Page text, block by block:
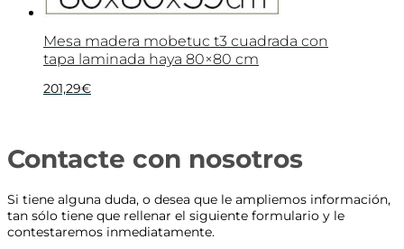
Mesa madera mobetuc t3 cuadrada con
tapa laminada haya 80×80 cm
201,29€
Contacte con nosotros
Si tiene alguna duda, o desea que le ampliemos información,
tan sólo tiene que rellenar el siguiente formulario y le
contestaremos inmediatamente.